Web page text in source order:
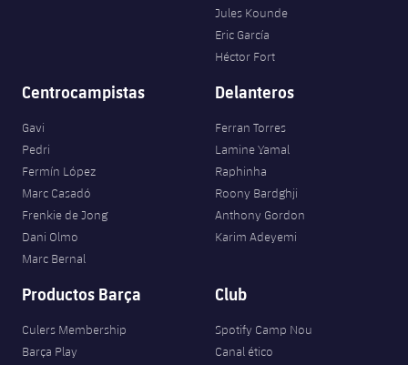
Jules Kounde
Eric García
Héctor Fort
Centrocampistas
Gavi
Pedri
Fermín López
Marc Casadó
Frenkie de Jong
Dani Olmo
Marc Bernal
Delanteros
Ferran Torres
Lamine Yamal
Raphinha
Roony Bardghji
Anthony Gordon
Karim Adeyemi
Productos Barça
Culers Membership
Barça Play
Club
Spotify Camp Nou
Canal ético